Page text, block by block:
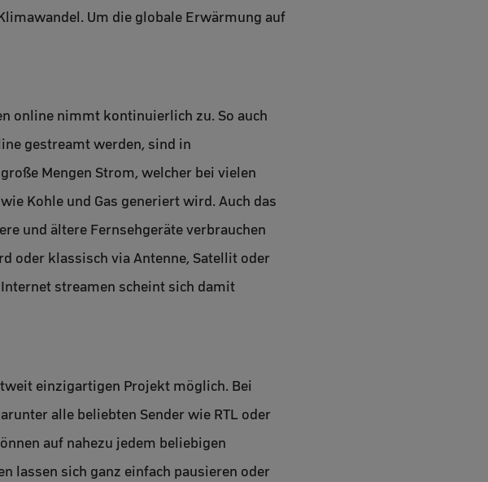
Um die globale Erwärmung auf
online nimmt kontinuierlich zu. So auch
gestreamt werden, sind in
Mengen Strom, welcher bei vielen
Kohle und Gas generiert wird. Auch das
und ältere Fernsehgeräte verbrauchen
oder klassisch via Antenne, Satellit oder
streamen scheint sich damit
einzigartigen Projekt möglich. Bei
alle beliebten Sender wie RTL oder
auf nahezu jedem beliebigen
lassen sich ganz einfach pausieren oder